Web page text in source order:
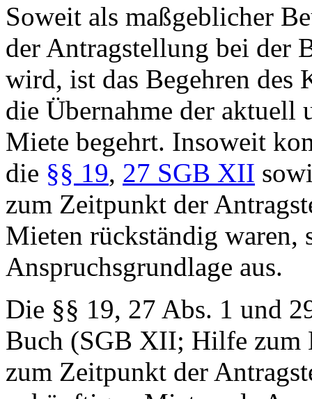
Soweit als maßgeblicher
der Antragstellung bei der
wird, ist das Begehren des
die Übernahme der
Miete begehrt. Insoweit
die §§ 19, 27 SGB XII
zum Zeitpunkt der
Mieten rückständig waren,
Anspruchsgrundlage aus.
Die §§ 19, 27 Abs. 1 und
Buch (SGB XII; Hilfe zum
zum Zeitpunkt der